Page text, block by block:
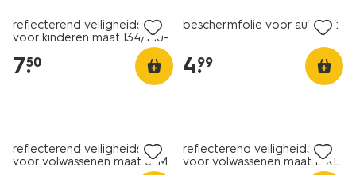
reflecterend veiligheidsvest
voor kinderen maat 134/140-
158/164
7.
50
beschermfolie voor autoruit
4.
99
reflecterend veiligheidsvest
voor volwassenen maat S-M
reflecterend veiligheidsvest
voor volwassenen maat L-XL